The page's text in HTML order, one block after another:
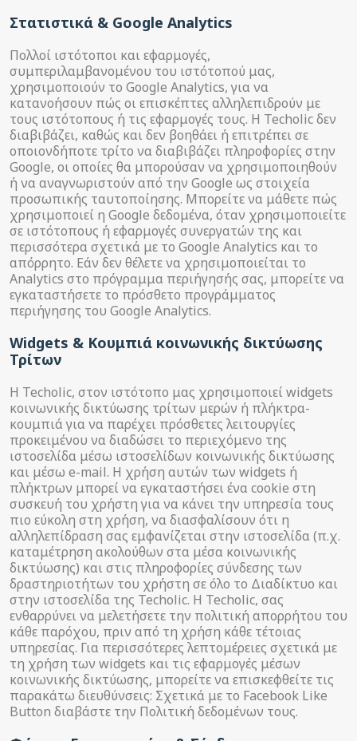
Στατιστικά & Google Analytics
Πολλοί ιστότοποι και εφαρμογές,
συμπεριλαμβανομένου του ιστότοπού μας,
χρησιμοποιούν το Google Analytics, για να
κατανοήσουν πώς οι επισκέπτες αλληλεπιδρούν με
τους ιστότοπους ή τις εφαρμογές τους. Η Techolic δεν
διαβιβάζει, καθώς και δεν βοηθάει ή επιτρέπει σε
οποιονδήποτε τρίτο να διαβιβάζει πληροφορίες στην
Google, οι οποίες θα μπορούσαν να χρησιμοποιηθούν
ή να αναγνωριστούν από την Google ως στοιχεία
προσωπικής ταυτοποίησης. Μπορείτε να μάθετε πώς
χρησιμοποιεί η Google δεδομένα, όταν χρησιμοποιείτε
σε ιστότοπους ή εφαρμογές συνεργατών της και
περισσότερα σχετικά με το Google Analytics και το
απόρρητο. Εάν δεν θέλετε να χρησιμοποιείται το
Analytics στο πρόγραμμα περιήγησής σας, μπορείτε να
εγκαταστήσετε το πρόσθετο προγράμματος
περιήγησης του Google Analytics.
Widgets & Κουμπιά κοινωνικής δικτύωσης
Τρίτων
Η Techolic, στον ιστότοπο μας χρησιμοποιεί widgets
κοινωνικής δικτύωσης τρίτων μερών ή πλήκτρα-
κουμπιά για να παρέχει πρόσθετες λειτουργίες
προκειμένου να διαδώσει το περιεχόμενο της
ιστοσελίδα μέσω ιστοσελίδων κοινωνικής δικτύωσης
και μέσω e-mail. Η χρήση αυτών των widgets ή
πλήκτρων μπορεί να εγκαταστήσει ένα cookie στη
συσκευή του χρήστη για να κάνει την υπηρεσία τους
πιο εύκολη στη χρήση, να διασφαλίσουν ότι η
αλληλεπίδραση σας εμφανίζεται στην ιστοσελίδα (π.χ.
καταμέτρηση ακολούθων στα μέσα κοινωνικής
δικτύωσης) και στις πληροφορίες σύνδεσης των
δραστηριοτήτων του χρήστη σε όλο το Διαδίκτυο και
στην ιστοσελίδα της Techolic. Η Techolic, σας
ενθαρρύνει να μελετήσετε την πολιτική απορρήτου του
κάθε παρόχου, πριν από τη χρήση κάθε τέτοιας
υπηρεσίας. Για περισσότερες λεπτομέρειες σχετικά με
τη χρήση των widgets και τις εφαρμογές μέσων
κοινωνικής δικτύωσης, μπορείτε να επισκεφθείτε τις
παρακάτω διευθύνσεις: Σχετικά με το Facebook Like
Button διαβάστε την Πολιτική δεδομένων τους.